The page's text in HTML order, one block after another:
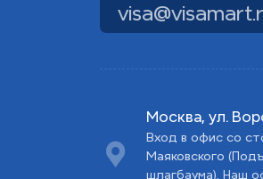
Москва, ул.
Вход в офис со
Маяковского
шлагбаума). Наш